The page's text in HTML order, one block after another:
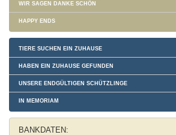
WIR SAGEN DANKE SCHÖN
HAPPY ENDS
TIERE SUCHEN EIN ZUHAUSE
HABEN EIN ZUHAUSE GEFUNDEN
UNSERE ENDGÜLTIGEN SCHÜTZLINGE
IN MEMORIAM
BANKDATEN: